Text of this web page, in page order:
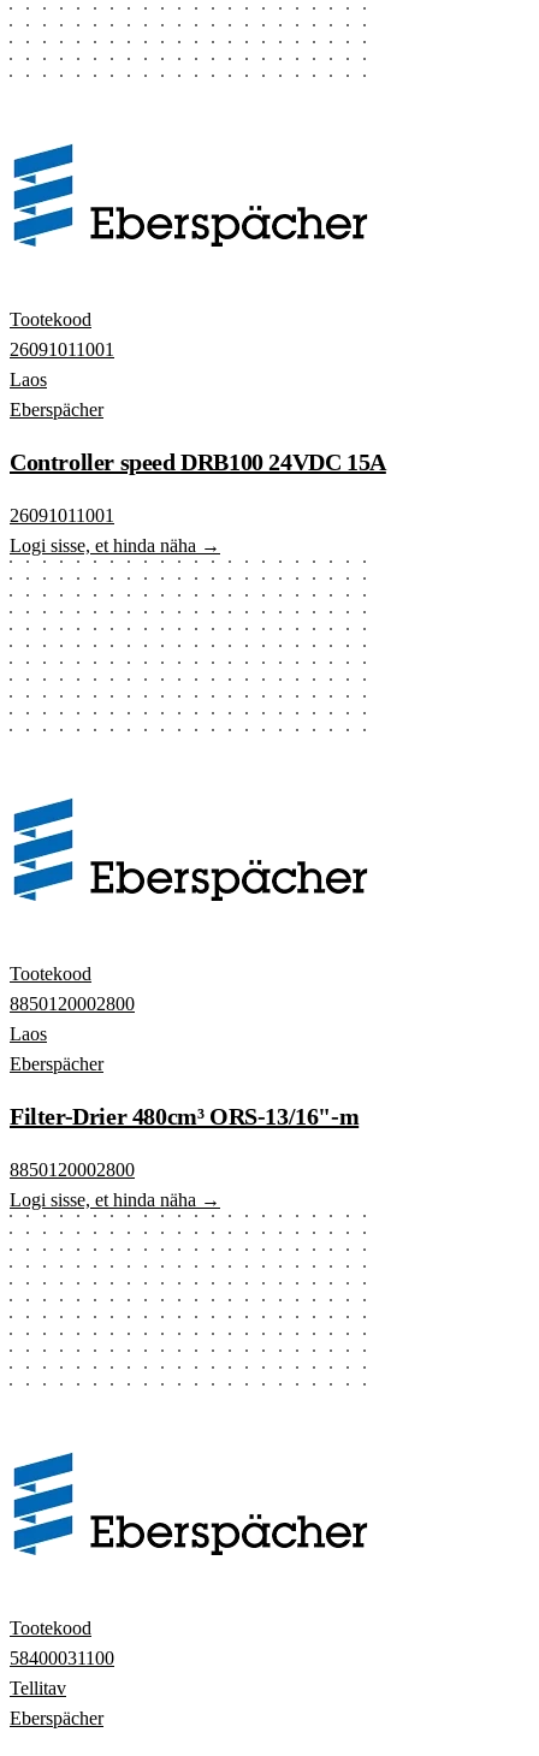
Tootekood
26091011001
Laos
Eberspächer
Controller speed DRB100 24VDC 15A
26091011001
Logi sisse, et hinda näha →
Tootekood
8850120002800
Laos
Eberspächer
Filter-Drier 480cm³ ORS-13/16"-m
8850120002800
Logi sisse, et hinda näha →
Tootekood
58400031100
Tellitav
Eberspächer